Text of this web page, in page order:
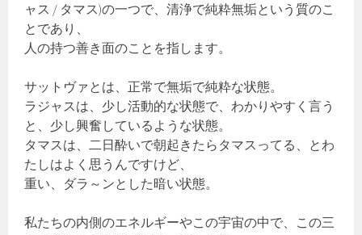
ャス / タマス)の一つで、清浄で純粋無垢という質のこ
とであり、
人の持つ善き面のことを指します。
サットヴァとは、正常で無垢で純粋な状態。
ラジャスは、少し活動的な状態で、わかりやすく言う
と、少し興奮しているような状態。
タマスは、二日酔いで朝起きたらタマスってる、とわ
たしはよく思うんですけど、
重い、ダラ～ンとした暗い状態。
私たちの内側のエネルギーやこの宇宙の中で、この三